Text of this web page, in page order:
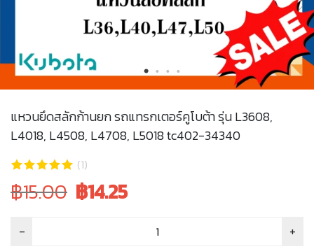
แหวนยึดสลักก้านยก รถแทรกเตอร์คูโบต้า รุ่น L3608,
L4018, L4508, L4708, L5018 tc402-34340
(1)
Original
price
was:
฿15.00 Current
฿14.25